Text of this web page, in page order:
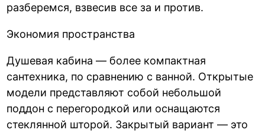
разберемся, взвесив все за и против.
Экономия пространства
Душевая кабина — более компактная
сантехника, по сравнению с ванной. Открытые
модели представляют собой небольшой
поддон с перегородкой или оснащаются
стеклянной шторой. Закрытый вариант — это